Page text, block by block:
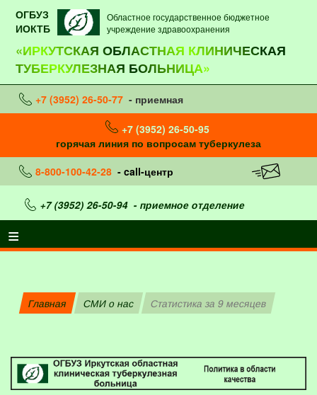
ОГБУЗ
ИОКТБ
Областное государственное бюджетное
учреждение здравоохранения
«ИРКУТСКАЯ ОБЛАСТНАЯ КЛИНИЧЕСКАЯ
ТУБЕРКУЛЕЗНАЯ БОЛЬНИЦА»
+7 (3952) 26-50-77 - приемная
+7 (3952) 26-50-95
горячая линия по вопросам туберкулеза
8-800-100-42-28 - call-центр
+7 (3952) 26-50-94- приемное отделение
Главная СМИ о нас Статистика за 9 месяцев